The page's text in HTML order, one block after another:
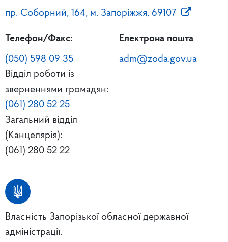
пр. Соборний, 164, м. Запоріжжя, 69107
Телефон/Факс:
(050) 598 09 35
Відділ роботи із
зверненнями громадян:
(061) 280 52 25
Загальний відділ
(Канцелярія):
(061) 280 52 22
Електрона пошта
adm@zoda.gov.ua
Власність Запорізької обласної державної
адміністрації.